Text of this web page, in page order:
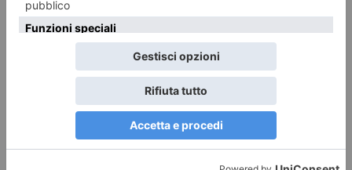
REDAZIONEWEB POST RECENTI